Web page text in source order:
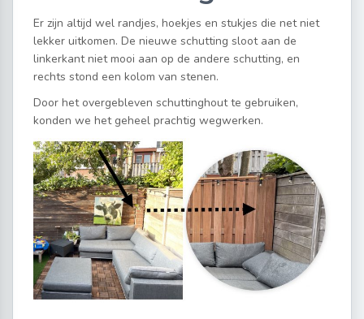
Er zijn altijd wel randjes, hoekjes en stukjes die net niet
lekker uitkomen. De nieuwe schutting sloot aan de
linkerkant niet mooi aan op de andere schutting, en
rechts stond een kolom van stenen.
Door het overgebleven schuttinghout te gebruiken,
konden we het geheel prachtig wegwerken.